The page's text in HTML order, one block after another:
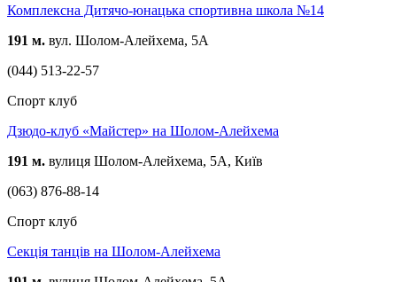
Комплексна Дитячо-юнацька спортивна школа №14
191 м. вул. Шолом-Алейхема, 5А
(044) 513-22-57
Спорт клуб
Дзюдо-клуб «Майстер» на Шолом-Алейхема
191 м. вулиця Шолом-Алейхема, 5А, Київ
(063) 876-88-14
Спорт клуб
Секція танців на Шолом-Алейхема